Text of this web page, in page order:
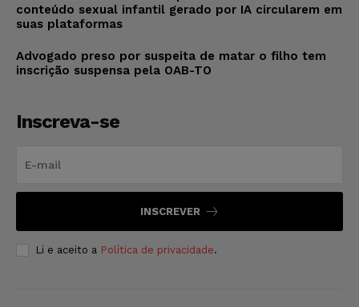
conteúdo sexual infantil gerado por IA circularem em
suas plataformas
Advogado preso por suspeita de matar o filho tem
inscrição suspensa pela OAB-TO
Inscreva-se
INSCREVER
Li e aceito a Política de privacidade.